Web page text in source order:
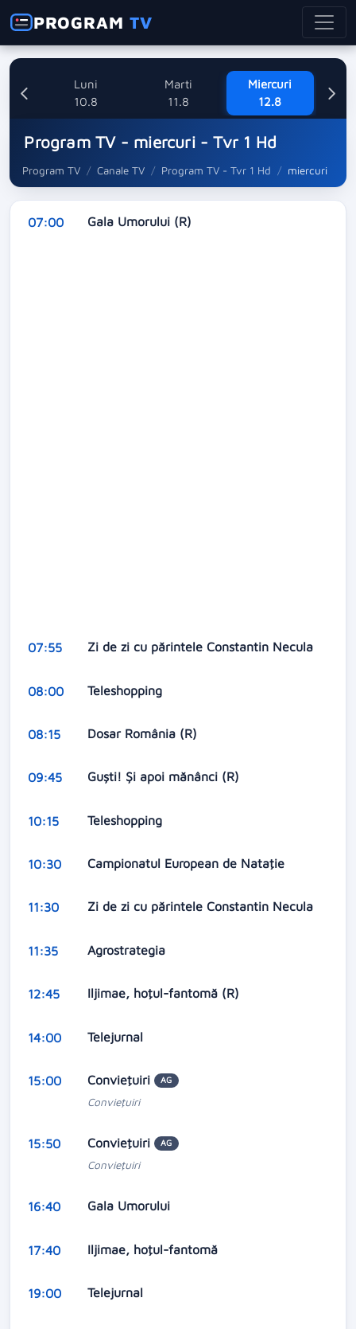
PROGRAMTV
Luni
10.8
Marti
11.8
Miercuri
12.8
Program TV - miercuri - Tvr 1 Hd
Program TV Canale TV Program TV - Tvr 1 Hd miercuri
07:00 Gala Umorului (R)
07:55 Zi de zi cu părintele Constantin Necula
08:00 Teleshopping
08:15 Dosar România (R)
09:45 Guşti! Şi apoi mănânci (R)
10:15 Teleshopping
10:30 Campionatul European de Nataţie
11:30 Zi de zi cu părintele Constantin Necula
11:35 Agrostrategia
12:45 Iljimae, hoţul-fantomă (R)
14:00 Telejurnal
15:00 Convieţuiri AG
Convieţuiri
15:50 Convieţuiri AG
Convieţuiri
16:40 Gala Umorului
17:40 Iljimae, hoţul-fantomă
19:00 Telejurnal